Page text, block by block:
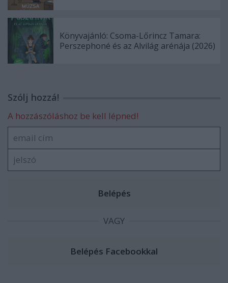
Könyvajánló: Csoma-Lőrincz Tamara:
Perszephoné és az Alvilág arénája (2026)
Szólj hozzá!
A hozzászóláshoz be kell lépned!
VAGY